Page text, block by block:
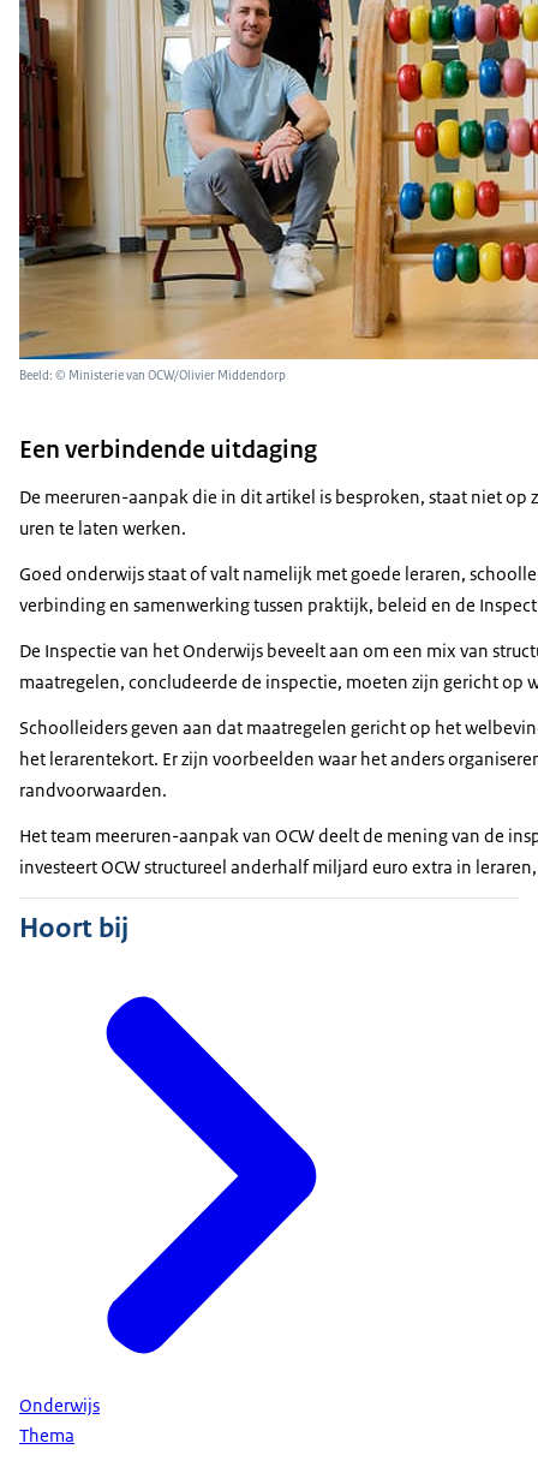
Beeld: © Ministerie van OCW/Olivier Middendorp
Een verbindende uitdaging
De meeruren-aanpak die in dit artikel is besproken, staat niet
uren te laten werken.
Goed onderwijs staat of valt namelijk met goede leraren,
verbinding en samenwerking tussen praktijk, beleid en de
De Inspectie van het Onderwijs beveelt aan om een mix van
maatregelen, concludeerde de inspectie, moeten zijn gericht op
Schoolleiders geven aan dat maatregelen gericht op het
het lerarentekort. Er zijn voorbeelden waar het anders
randvoorwaarden.
Het team meeruren-aanpak van OCW deelt de mening van de
investeert OCW structureel anderhalf miljard euro extra in
Hoort bij
Onderwijs
Thema